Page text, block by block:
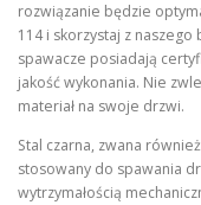
rozwiązanie będzie
114 i skorzystaj z
spawacze posiadają
jakość wykonania. Nie
materiał na swoje drzwi.
Stal czarna, zwana
stosowany do spawania
wytrzymałością